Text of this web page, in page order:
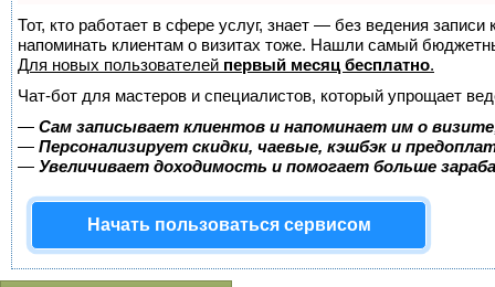
Тот, кто работает в сфере услуг, знает — без ведения
напоминать клиентам о визитах тоже. Нашли самый
Для новых пользователей первый месяц бесплатно.
Чат-бот для мастеров и специалистов, который упрощает
— Сам записывает клиентов и напоминает им о
— Персонализирует скидки, чаевые, кэшбэк и
— Увеличивает доходимость и помогает больше
Начать пользоваться сервисом